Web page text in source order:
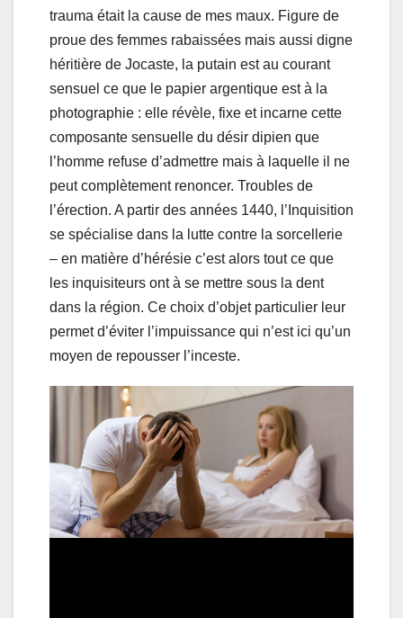
trauma était la cause de mes maux. Figure de
proue des femmes rabaissées mais aussi digne
héritière de Jocaste, la putain est au courant
sensuel ce que le papier argentique est à la
photographie : elle révèle, fixe et incarne cette
composante sensuelle du désir dipien que
l’homme refuse d’admettre mais à laquelle il ne
peut complètement renoncer. Troubles de
l’érection. A partir des années 1440, l’Inquisition
se spécialise dans la lutte contre la sorcellerie
– en matière d’hérésie c’est alors tout ce que
les inquisiteurs ont à se mettre sous la dent
dans la région. Ce choix d’objet particulier leur
permet d’éviter l’impuissance qui n’est ici qu’un
moyen de repousser l’inceste.